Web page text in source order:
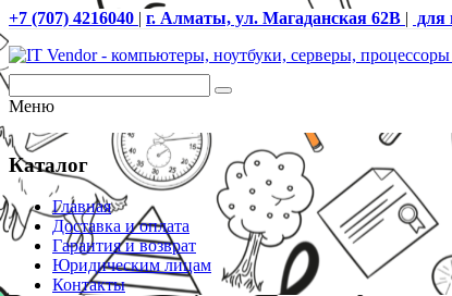
+7 (707) 4216040 | г. Алматы, ул. Магаданская 62В | для
Меню
Каталог
Главная
Доставка и оплата
Гарантия и возврат
Юридическим лицам
Контакты